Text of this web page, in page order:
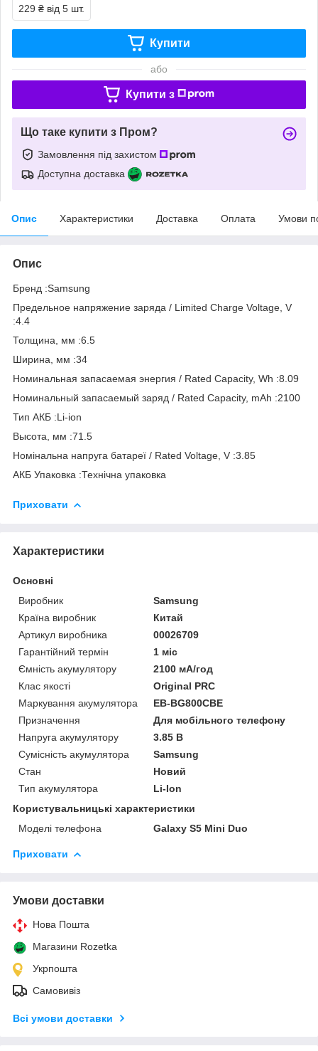
229 ₴ від 5 шт.
Купити
або
Купити з
Що таке купити з Пром?
Замовлення під захистом
Доступна доставка
Опис Характеристики Доставка Оплата Умови
Опис
Бренд :Samsung
Предельное напряжение заряда / Limited Charge Voltage, V
:4.4
Толщина, мм :6.5
Ширина, мм :34
Номинальная запасаемая энергия / Rated Capacity, Wh :8.09
Номинальный запасаемый заряд / Rated Capacity, mAh :2100
Тип АКБ :Li-ion
Высота, мм :71.5
Номінальна напруга батареї / Rated Voltage, V :3.85
АКБ Упаковка :Технічна упаковка
Приховати
Характеристики
Основні
Виробник
Samsung
Країна виробник
Китай
Артикул виробника
00026709
Гарантійний термін
1 міс
Ємність акумулятору
2100 мА/год
Клас якості
Original PRC
Маркування акумулятора
EB-BG800CBE
Призначення
Для мобільного телефону
Напруга акумулятору
3.85 В
Сумісність акумулятора
Samsung
Стан
Новий
Тип акумулятора
Li-Ion
Користувальницькі характеристики
Моделі телефона
Galaxy S5 Mini Duo
Приховати
Умови доставки
Нова Пошта
Магазини Rozetka
Укрпошта
Самовивіз
Всі умови доставки